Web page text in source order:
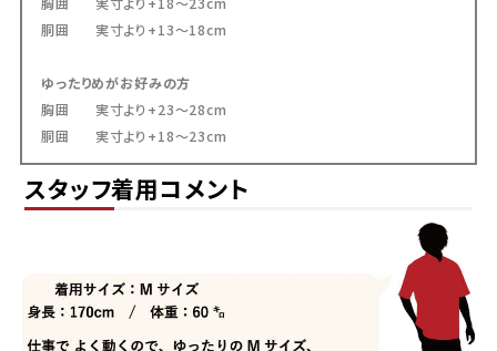
平日・土日祝ともに午前10時までのご注文で、
当日発送しております。
お届けの目安は、本州・九州・四国は発送日の
翌日、北海道は3日後、沖縄県内は翌日です。
※確約ではありません。一部地域や天候・交通
状況により、お届けが遅れる場合がございます。
胴囲 実寸より+13～18cm
ゆったりめがお好みの方
胸囲 実寸より+23～28cm
胴囲 実寸より+18～23cm
スタッフ着用コメント